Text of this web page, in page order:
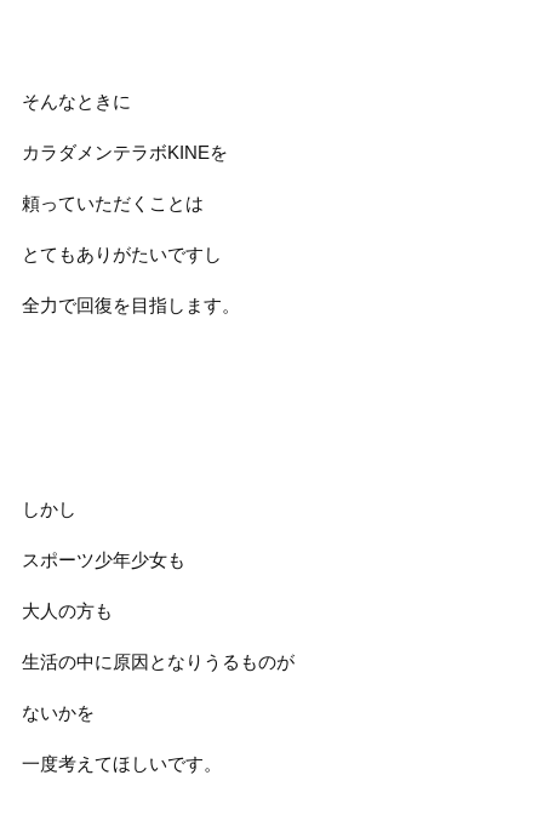
そんなときに
カラダメンテラボKINEを
頼っていただくことは
とてもありがたいですし
全力で回復を目指します。
しかし
スポーツ少年少女も
大人の方も
生活の中に原因となりうるものが
ないかを
一度考えてほしいです。